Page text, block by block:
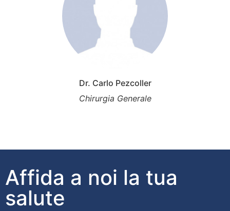
Dr. Carlo Pezcoller
Chirurgia Generale
Affida a noi la tua
salute